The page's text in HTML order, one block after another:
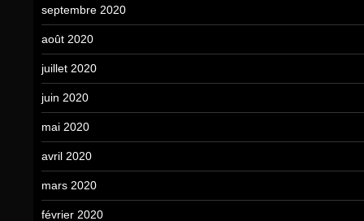
septembre 2020
août 2020
juillet 2020
juin 2020
mai 2020
avril 2020
mars 2020
février 2020